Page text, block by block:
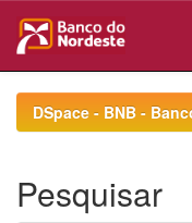
navigationDSpace - BNB -
Pesquisar